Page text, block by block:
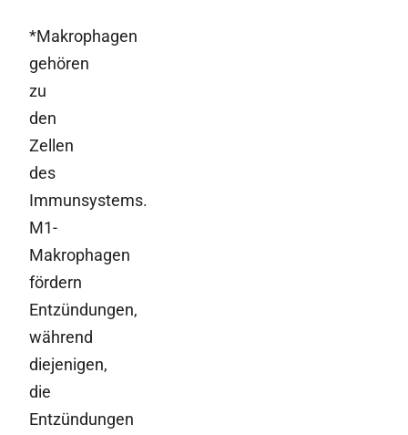
*Makrophagen
gehören
zu
den
Zellen
des
Immunsystems.
M1-
Makrophagen
fördern
Entzündungen,
während
diejenigen,
die
Entzündungen